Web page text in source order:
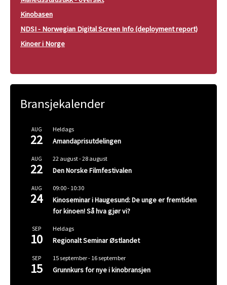
Kinobasen
NDSI - Norwegian Digital Screen Info (deployment report)
Kinoer i Norge
Bransjekalender
AUG
22
Heldags
Amandaprisutdelingen
AUG
22
22 august-28 august
Den Norske Filmfestivalen
AUG
24
09:00- 10:30
Kinoseminar i Haugesund: De unge er fremtiden
for kinoen! Så hva gjør vi?
SEP
10
Heldags
Regionalt Seminar Østlandet
SEP
15
15 september- 16 september
Grunnkurs for nye i kinobransjen